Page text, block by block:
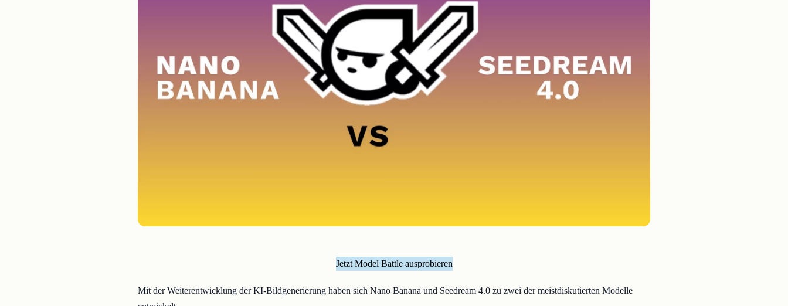
Jetzt Model Battle ausprobieren
Mit der Weiterentwicklung der KI-Bildgenerierung haben sich Nano Banana und Seedream 4.0 zu zwei der meistdiskutierten Modelle